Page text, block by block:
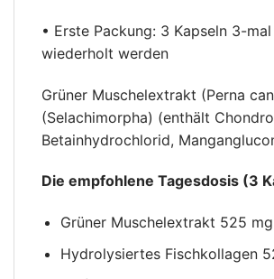
• Erste Packung: 3 Kapseln 3-
wiederholt werden
Grüner Muschelextrakt (Perna
(Selachimorpha) (enthält
Betainhydrochlorid,
Die empfohlene Tagesdosis (3
Grüner Muschelextrakt 525 mg
Hydrolysiertes Fischkollagen